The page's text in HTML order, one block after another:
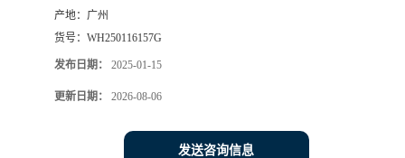
产地： 广州
货号： WH250116157G
发布日期： 2025-01-15
更新日期： 2026-08-06
发送咨询信息